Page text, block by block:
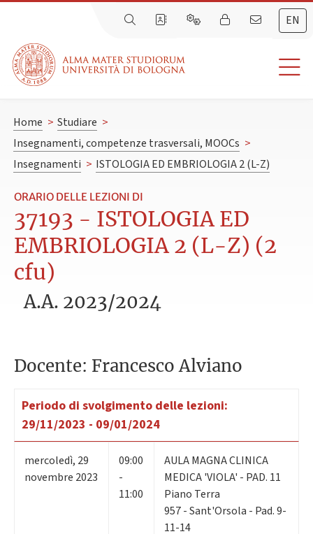
EN
Home > Studiare >
Insegnamenti, competenze trasversali, MOOCs >
Insegnamenti > ISTOLOGIA ED EMBRIOLOGIA 2 (L-Z)
ORARIO DELLE LEZIONI DI
37193 - ISTOLOGIA ED
EMBRIOLOGIA 2 (L-Z) (2
cfu)
A.A. 2023/2024
Docente: Francesco Alviano
Periodo di svolgimento delle lezioni:
29/11/2023 - 09/01/2024
mercoledì, 29
novembre 2023
09:00
-
11:00
AULA MAGNA CLINICA
MEDICA 'VIOLA' - PAD. 11
Piano Terra
957 - Sant'Orsola - Pad. 9-
11-14